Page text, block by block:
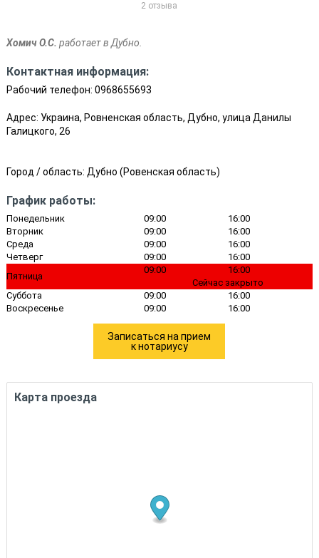
2 отзыва
Хомич О.С. работает в Дубно.
Контактная информация:
Рабочий телефон: 0968655693
Адрес: Украина, Ровненская область, Дубно, улица Данилы
Галицкого, 26
Город / область: Дубно (Ровенская область)
График работы:
Понедельник 09:00
16:00
Вторник
09:00
16:00
Среда
09:00
16:00
Четверг
09:00
16:00
Пятница
09:00
16:00
Сейчас закрыто
Суббота
09:00
16:00
Воскресенье
09:00 16:00
Записаться на прием
к нотариусу
Карта проезда